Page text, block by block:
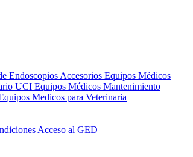
Endoscopios Accesorios Equipos Médicos
UCI Equipos Médicos Mantenimiento
Medicos para Veterinaria
Acceso al GED